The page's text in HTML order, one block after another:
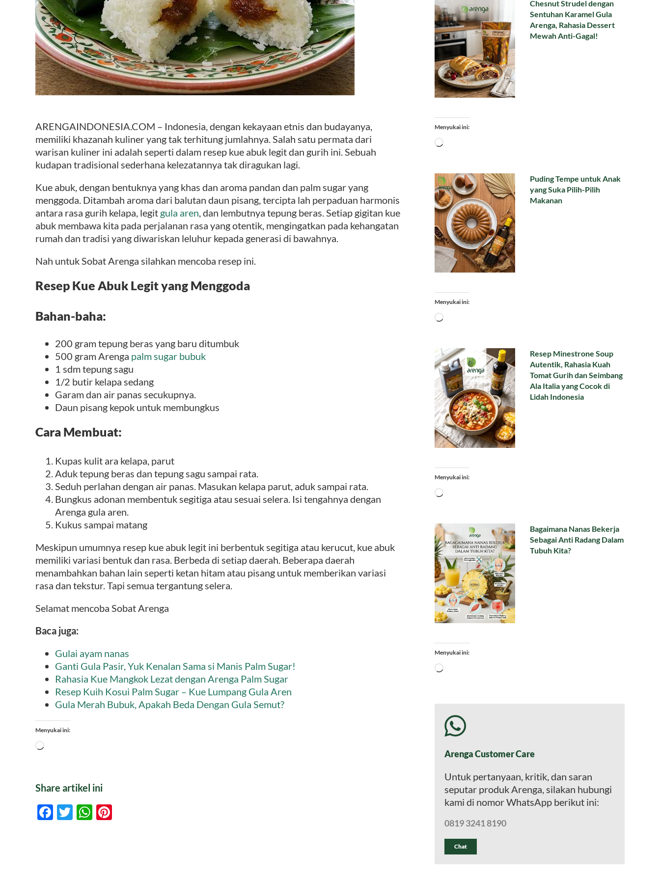
ARENGAINDONESIA.COM – Indonesia, dengan kekayaan etnis dan budayanya,
memiliki khazanah kuliner yang tak terhitung jumlahnya. Salah satu permata dari
warisan kuliner ini adalah seperti dalam resep kue abuk legit dan gurih ini. Sebuah
kudapan tradisional sederhana kelezatannya tak diragukan lagi.
Kue abuk, dengan bentuknya yang khas dan aroma pandan dan palm sugar yang
menggoda. Ditambah aroma dari balutan daun pisang, tercipta lah perpaduan harmonis
antara rasa gurih kelapa, legit gula aren, dan lembutnya tepung beras. Setiap gigitan kue
abuk membawa kita pada perjalanan rasa yang otentik, mengingatkan pada kehangatan
rumah dan tradisi yang diwariskan leluhur kepada generasi di bawahnya.
Nah untuk Sobat Arenga silahkan mencoba resep ini.
Resep Kue Abuk Legit yang Menggoda
Bahan-baha:
200 gram tepung beras yang baru ditumbuk
500 gram Arenga palm sugar bubuk
1 sdm tepung sagu
1/2 butir kelapa sedang
Garam dan air panas secukupnya.
Daun pisang kepok untuk membungkus
Cara Membuat:
Kupas kulit ara kelapa, parut
Aduk tepung beras dan tepung sagu sampai rata.
Seduh perlahan dengan air panas. Masukan kelapa parut, aduk sampai rata.
Bungkus adonan membentuk segitiga atau sesuai selera. Isi tengahnya dengan
Arenga gula aren.
Kukus sampai matang
Meskipun umumnya resep kue abuk legit ini berbentuk segitiga atau kerucut, kue abuk
memiliki variasi bentuk dan rasa. Berbeda di setiap daerah. Beberapa daerah
menambahkan bahan lain seperti ketan hitam atau pisang untuk memberikan variasi
rasa dan tekstur. Tapi semua tergantung selera.
Selamat mencoba Sobat Arenga
Baca juga:
Gulai ayam nanas
Ganti Gula Pasir, Yuk Kenalan Sama si Manis Palm Sugar!
Rahasia Kue Mangkok Lezat dengan Arenga Palm Sugar
Resep Kuih Kosui Palm Sugar – Kue Lumpang Gula Aren
Gula Merah Bubuk, Apakah Beda Dengan Gula Semut?
Menyukai ini:
Memuat...
Share artikel ini
Facebook
TwitterWhatsApp
Chesnut Strudel dengan
Sentuhan Karamel Gula
Arenga, Rahasia Dessert
Mewah Anti-Gagal!
Menyukai ini:
Memuat...
Puding Tempe untuk Anak
yang Suka Pilih-Pilih
Makanan
Menyukai ini:
Memuat...
Resep Minestrone Soup
Autentik, Rahasia Kuah
Tomat Gurih dan Seimbang
Ala Italia yang Cocok di
Lidah Indonesia
Menyukai ini:
Memuat...
Bagaimana Nanas Bekerja
Sebagai Anti Radang Dalam
Tubuh Kita?
Menyukai ini:
Memuat...
Arenga Customer Care
Untuk pertanyaan, kritik, dan saran
seputar produk Arenga, silakan hubungi
kami di nomor WhatsApp berikut ini:
0819 3241 8190
Chat